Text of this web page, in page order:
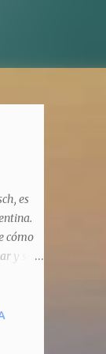
es
cómo
y se
En